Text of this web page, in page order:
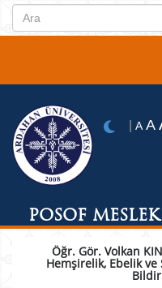
POSOF
A A
Öğr. Gör. Volkan
Hemşirelik, Ebelik ve